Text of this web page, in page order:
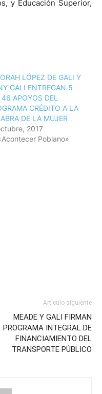
y Educación Superior,
LÓPEZ DE GALI Y
GALI ENTREGAN 5
APOYOS DEL
CRÉDITO A LA
DE LA MUJER
2017
Poblano»
Artículo siguiente
MEADE Y GALI FIRMAN
PROGRAMA INTEGRAL DE
FINANCIAMIENTO DEL
TRANSPORTE PÚBLICO